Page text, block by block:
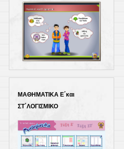
ΜΑΘΗΜΑΤΙΚΑ Ε΄και
ΣΤ΄ΛΟΓΙΣΜΙΚΟ